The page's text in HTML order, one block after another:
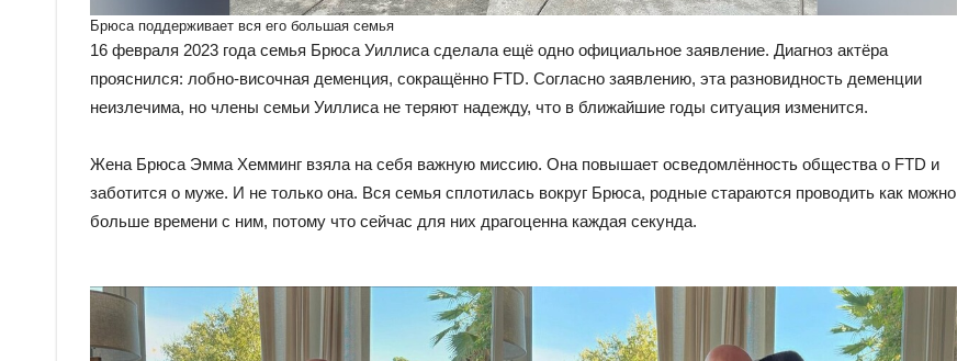
Брюса поддерживает вся его большая семья
16 февраля 2023 года семья Брюса Уиллиса сделала ещё одно официальное заявление. Диагноз актёра
прояснился: лобно-височная деменция, сокращённо FTD. Согласно заявлению, эта разновидность деменции
неизлечима, но члены семьи Уиллиса не теряют надежду, что в ближайшие годы ситуация изменится.
Жена Брюса Эмма Хемминг взяла на себя важную миссию. Она повышает осведомлённость общества о FTD и
заботится о муже. И не только она. Вся семья сплотилась вокруг Брюса, родные стараются проводить как можно
больше времени с ним, потому что сейчас для них драгоценна каждая секунда.